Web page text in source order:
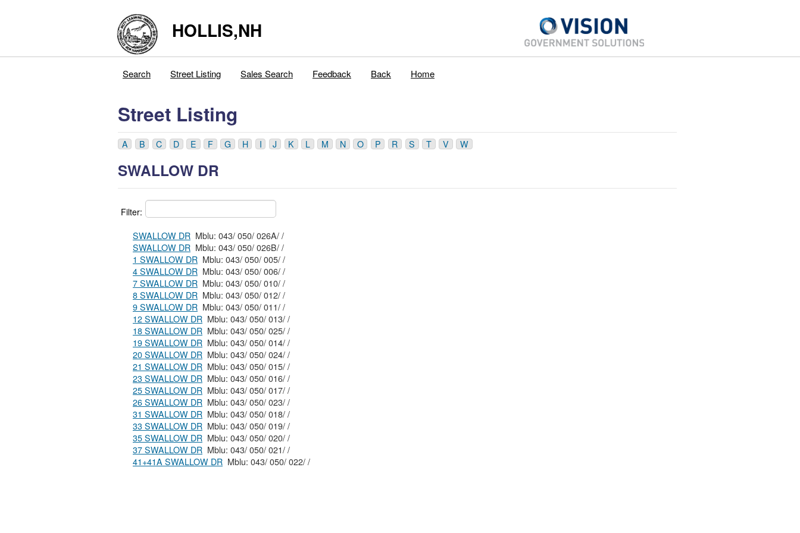
HOLLIS,NH
Search Street Listing Sales Search Feedback Back Home
Street Listing
A B C D E F G H I J K L M N O P R S T V W
SWALLOW DR
Filter:
SWALLOW DR
Mblu: 043/ 050/ 026A/ /
SWALLOW DR
Mblu: 043/ 050/ 026B/ /
1 SWALLOW DR
Mblu: 043/ 050/ 005/ /
4 SWALLOW DR
Mblu: 043/ 050/ 006/ /
7 SWALLOW DR
Mblu: 043/ 050/ 010/ /
8 SWALLOW DR
Mblu: 043/ 050/ 012/ /
9 SWALLOW DR
Mblu: 043/ 050/ 011/ /
12 SWALLOW DR
Mblu: 043/ 050/ 013/ /
18 SWALLOW DR
Mblu: 043/ 050/ 025/ /
19 SWALLOW DR
Mblu: 043/ 050/ 014/ /
20 SWALLOW DR
Mblu: 043/ 050/ 024/ /
21 SWALLOW DR
Mblu: 043/ 050/ 015/ /
23 SWALLOW DR
Mblu: 043/ 050/ 016/ /
25 SWALLOW DR
Mblu: 043/ 050/ 017/ /
26 SWALLOW DR
Mblu: 043/ 050/ 023/ /
31 SWALLOW DR
Mblu: 043/ 050/ 018/ /
33 SWALLOW DR
Mblu: 043/ 050/ 019/ /
35 SWALLOW DR
Mblu: 043/ 050/ 020/ /
37 SWALLOW DR
Mblu: 043/ 050/ 021/ /
41+41A SWALLOW DR
Mblu: 043/ 050/ 022/ /